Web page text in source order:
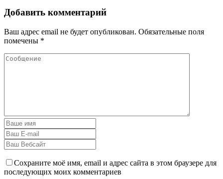
Добавить комментарий
Ваш адрес email не будет опубликован. Обязательные поля
помечены *
Сохраните моё имя, email и адрес сайта в этом браузере для
последующих моих комментариев